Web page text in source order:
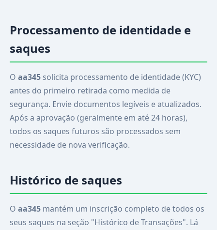
Processamento de identidade e
saques
O aa345 solicita processamento de identidade (KYC)
antes do primeiro retirada como medida de
segurança. Envie documentos legíveis e atualizados.
Após a aprovação (geralmente em até 24 horas),
todos os saques futuros são processados sem
necessidade de nova verificação.
Histórico de saques
O aa345 mantém um inscrição completo de todos os
seus saques na seção "Histórico de Transações". Lá